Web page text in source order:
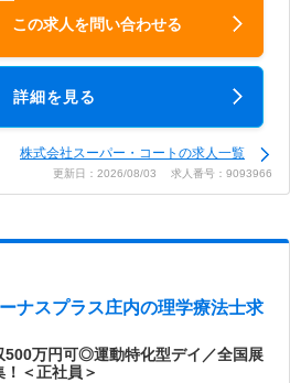
この求人を問い合わせる
詳細を見る
株式会社スーパー・コートの求人一覧
更新日：2026/08/03 求人番号：9093966
ナスプラス庄内の理学療法士求
500万円可◎運動特化型デイ／全国展
＜正社員＞